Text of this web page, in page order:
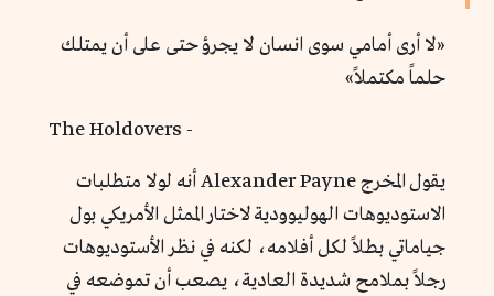
«لا أرى أمامي سوى انسان لا يجرؤ حتى على أن يمتلك
حلماً مكتملاً»
- The Holdovers
يقول المخرج Alexander Payne أنه لولا متطلبات
الاستوديوهات الهوليوودية لاختار الممثل الأمريكي بول
جياماتي بطلاً لكل أفلامه، لكنه في نظر الأستوديوهات
رجلاً بملامح شديدة العادية، يصعب أن تموضعه في